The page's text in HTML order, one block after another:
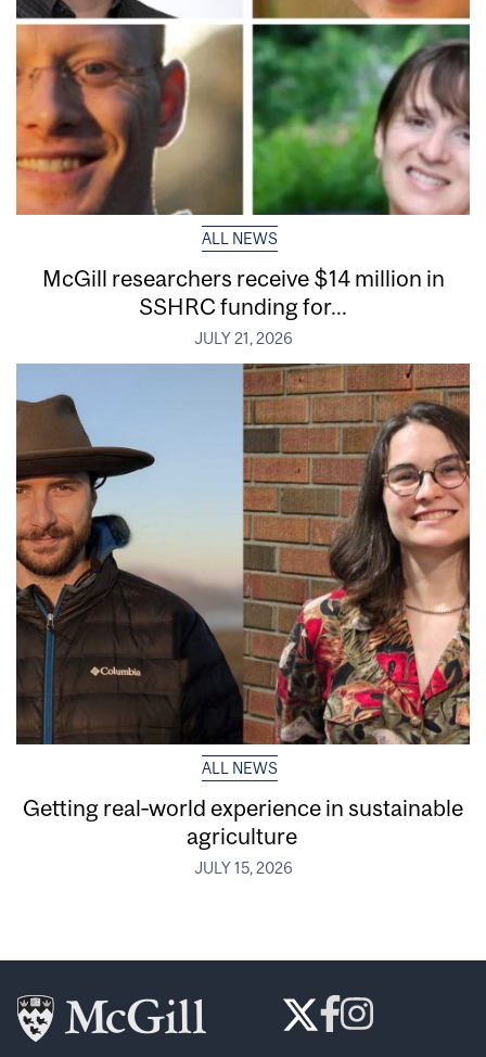
ALL NEWS
McGill researchers receive $14 million in
SSHRC funding for...
JULY 21, 2026
ALL NEWS
Getting real‑world experience in sustainable
agriculture
JULY 15, 2026